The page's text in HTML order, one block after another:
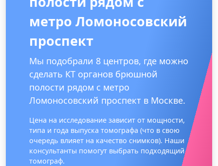
метро Ломоносовский
проспект
Мы подобрали 8 центров, где можно
сделать КТ органов брюшной
полости рядом с метро
Ломоносовский проспект в Москве.
Цена на исследование зависит от мощности,
типа и года выпуска томографа (что в свою
очередь влияет на качество снимков). Наши
консультанты помогут выбрать подходящий
томограф.